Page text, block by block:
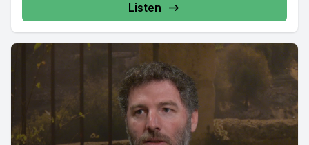
Listen